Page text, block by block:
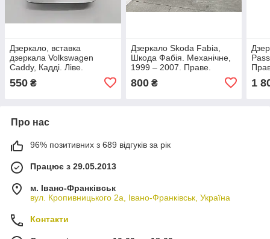
Дзеркало, вставка
дзеркала Volkswagen
Caddy, Кадді. Ліве.
550 ₴
Дзеркало Skoda Fabia,
Шкода Фабія. Механічне,
1999 – 2007. Праве.
800₴ 1
Про нас
96% позитивних з 689 відгуків за рік
Працює з 29.05.2013
м. Івано-Франківськ
вул. Кропивницького 2а, Івано-Франківськ, Україна
Контакти